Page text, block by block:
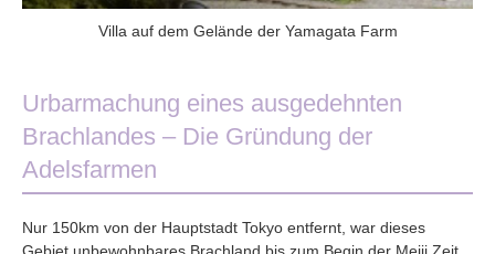
Villa auf dem Gelände der Yamagata Farm
Urbarmachung eines ausgedehnten
Brachlandes – Die Gründung der
Adelsfarmen
Nur 150km von der Hauptstadt Tokyo entfernt, war dieses